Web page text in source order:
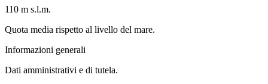
110 m s.l.m.
Quota media rispetto al livello del mare.
Informazioni generali
Dati amministrativi e di tutela.